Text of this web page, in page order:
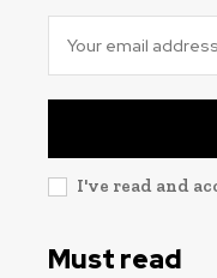
I've read and
Must read